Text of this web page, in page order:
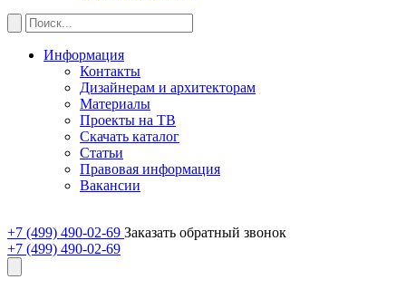
Информация
Контакты
Дизайнерам и архитекторам
Материалы
Проекты на ТВ
Скачать каталог
Статьи
Правовая информация
Вакансии
+7 (499) 490-02-69 Заказать обратный звонок
+7 (499) 490-02-69